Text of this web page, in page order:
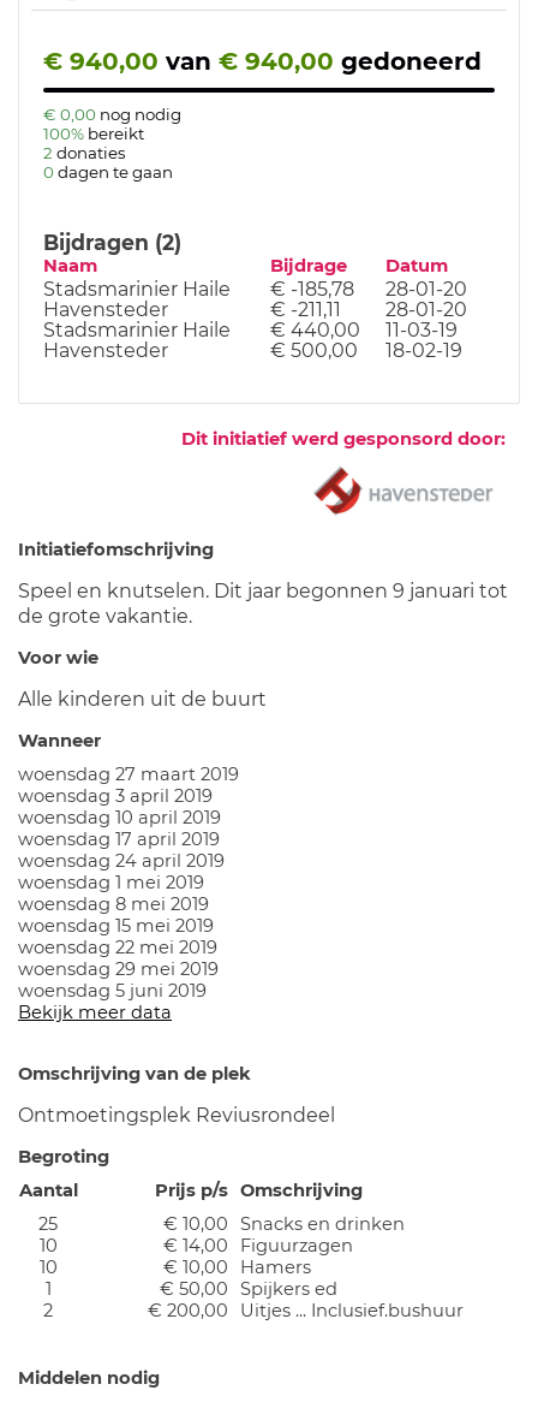
€ 940,00 van € 940,00 gedoneerd
€ 0,00 nog nodig
100% bereikt
2 donaties
0 dagen te gaan
Bijdragen (2)
Naam Bijdrage Datum
Stadsmarinier Haile € -185,78
28-01-20
Havensteder
€ -211,11
28-01-20
Stadsmarinier Haile
€ 440,00
11-03-19
Havensteder
€ 500,00 18-02-19
Dit initiatief werd gesponsord door:
Initiatiefomschrijving
Speel en knutselen. Dit jaar begonnen 9 januari tot
de grote vakantie.
Voor wie
Alle kinderen uit de buurt
Wanneer
woensdag 27 maart 2019
woensdag 3 april 2019
woensdag 10 april 2019
woensdag 17 april 2019
woensdag 24 april 2019
woensdag 1 mei 2019
woensdag 8 mei 2019
woensdag 15 mei 2019
woensdag 22 mei 2019
woensdag 29 mei 2019
woensdag 5 juni 2019
Bekijk meer data
Omschrijving van de plek
Ontmoetingsplek Reviusrondeel
Begroting
Aantal
Prijs p/s Omschrijving
25
€ 10,00
Snacks en drinken
10
€ 14,00
Figuurzagen
10
€ 10,00
Hamers
1
€ 50,00
Spijkers ed
2
€ 200,00 Uitjes ... Inclusief.bushuur
Middelen nodig